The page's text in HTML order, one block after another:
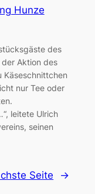
Hunze
des
Aktion des
Käseschnittchen
nur Tee oder
leitete Ulrich
seinen
Seite →